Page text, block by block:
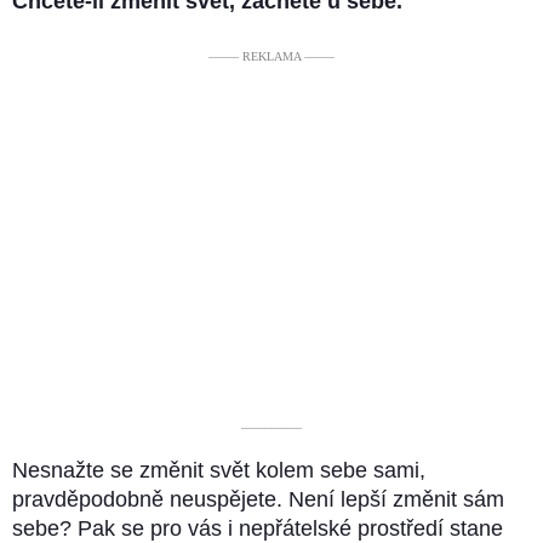
––––– REKLAMA –––––
––––––––––
Nesnažte se změnit svět kolem sebe sami,
pravděpodobně neuspějete. Není lepší změnit sám
sebe? Pak se pro vás i nepřátelské prostředí stane